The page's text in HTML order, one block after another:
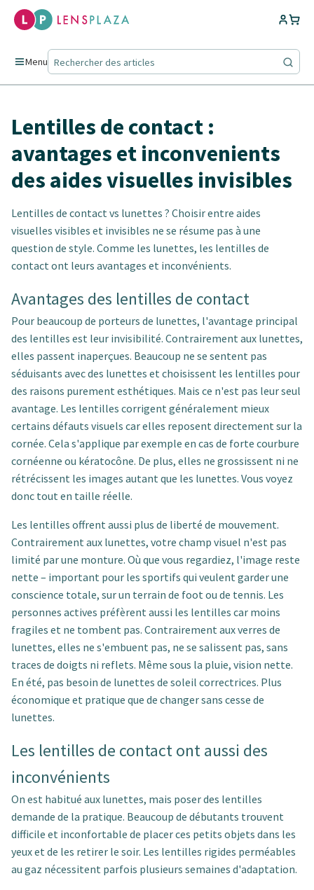
Menu
Lentilles de contact :
avantages et inconvenients
des aides visuelles invisibles
Lentilles de contact vs lunettes ? Choisir entre aides
visuelles visibles et invisibles ne se résume pas à une
question de style. Comme les lunettes, les lentilles de
contact ont leurs avantages et inconvénients.
Avantages des lentilles de contact
Pour beaucoup de porteurs de lunettes, l'avantage principal
des lentilles est leur invisibilité. Contrairement aux lunettes,
elles passent inaperçues. Beaucoup ne se sentent pas
séduisants avec des lunettes et choisissent les lentilles pour
des raisons purement esthétiques. Mais ce n'est pas leur seul
avantage. Les lentilles corrigent généralement mieux
certains défauts visuels car elles reposent directement sur la
cornée. Cela s'applique par exemple en cas de forte courbure
cornéenne ou kératocône. De plus, elles ne grossissent ni ne
rétrécissent les images autant que les lunettes. Vous voyez
donc tout en taille réelle.
Les lentilles offrent aussi plus de liberté de mouvement.
Contrairement aux lunettes, votre champ visuel n'est pas
limité par une monture. Où que vous regardiez, l'image reste
nette – important pour les sportifs qui veulent garder une
conscience totale, sur un terrain de foot ou de tennis. Les
personnes actives préfèrent aussi les lentilles car moins
fragiles et ne tombent pas. Contrairement aux verres de
lunettes, elles ne s'embuent pas, ne se salissent pas, sans
traces de doigts ni reflets. Même sous la pluie, vision nette.
En été, pas besoin de lunettes de soleil correctrices. Plus
économique et pratique que de changer sans cesse de
lunettes.
Les lentilles de contact ont aussi des
inconvénients
On est habitué aux lunettes, mais poser des lentilles
demande de la pratique. Beaucoup de débutants trouvent
difficile et inconfortable de placer ces petits objets dans les
yeux et de les retirer le soir. Les lentilles rigides perméables
au gaz nécessitent parfois plusieurs semaines d'adaptation.